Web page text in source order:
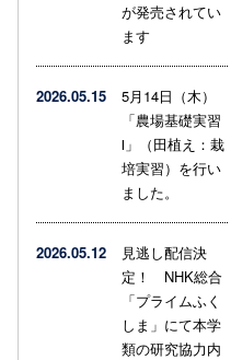
が発売されてい
ます
2026.05.15
5月14日（木）
「農場基礎実習
Ⅰ」（田植え：栽
培実習）を行い
ました。
2026.05.12
見逃し配信決
定！ NHK総合
「プライムふく
しま」にて本学
類の研究協力内